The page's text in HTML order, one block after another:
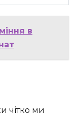
в
чітко ми